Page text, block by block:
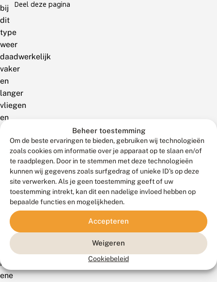
Beheer toestemming
Om de beste ervaringen te bieden, gebruiken wij technologieën
zoals cookies om informatie over je apparaat op te slaan en/of
te raadplegen. Door in te stemmen met deze technologieën
kunnen wij gegevens zoals surfgedrag of unieke ID's op deze
site verwerken. Als je geen toestemming geeft of uw
toestemming intrekt, kan dit een nadelige invloed hebben op
bepaalde functies en mogelijkheden.
Accepteren
Weigeren
Cookiebeleid
bij
dit
type
weer
daadwerkelijk
vaker
en
langer
vliegen
en
daarbij
grotere
afstanden
afleggen.
Daardoor
wordt
kans
groter
om
van
het
ene
Deel deze pagina